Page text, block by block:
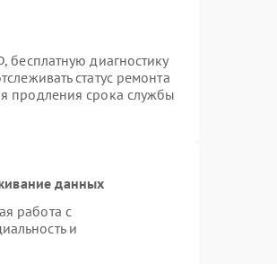
бесплатную диагностику
статус ремонта
продления срока службы
данных
работа с
и